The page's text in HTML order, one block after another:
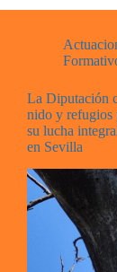
La Diputación
nido y refugios
su lucha
en Sevilla